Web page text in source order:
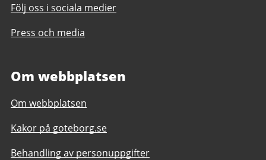
Följ oss i sociala medier
Press och media
Om webbplatsen
Om webbplatsen
Kakor på goteborg.se
Behandling av personuppgifter